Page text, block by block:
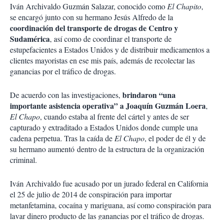
Iván Archivaldo Guzmán Salazar, conocido como El Chapito,
se encargó junto con su hermano Jesús Alfredo de la
coordinación del transporte de drogas de Centro y
Sudamérica, así como de coordinar el transporte de
estupefacientes a Estados Unidos y de distribuir medicamentos a
clientes mayoristas en ese mis país, además de recolectar las
ganancias por el tráfico de drogas.
De acuerdo con las investigaciones, brindaron “una
importante asistencia operativa” a Joaquín Guzmán Loera,
El Chapo, cuando estaba al frente del cártel y antes de ser
capturado y extraditado a Estados Unidos donde cumple una
cadena perpetua. Tras la caída de El Chapo, el poder de él y de
su hermano aumentó dentro de la estructura de la organización
criminal.
Iván Archivaldo fue acusado por un jurado federal en California
el 25 de julio de 2014 de conspiración para importar
metanfetamina, cocaína y mariguana, así como conspiración para
lavar dinero producto de las ganancias por el tráfico de drogas.